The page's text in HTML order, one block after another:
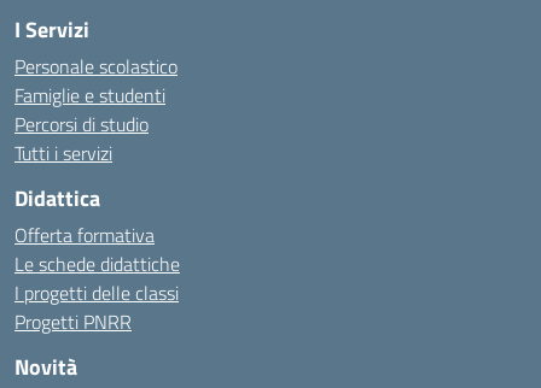
I Servizi
Personale scolastico
Famiglie e studenti
Percorsi di studio
Tutti i servizi
Didattica
Offerta formativa
Le schede didattiche
I progetti delle classi
Progetti PNRR
Novità